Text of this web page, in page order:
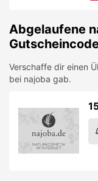
Abgelaufene
Verschaffe dir einen
bei najoba gab.